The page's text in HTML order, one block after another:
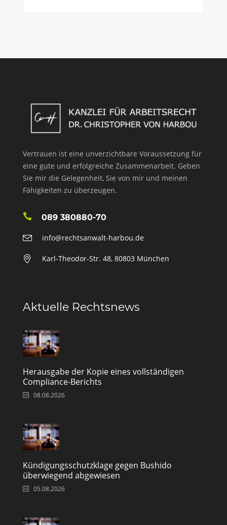
Vertrauen ist eine unverzichtbare Voraussetzung für
eine gute und erfolgreiche Zusammenarbeit. Geben
Sie mir die Gelegenheit, Sie von mir und meinen
Fähigkeiten zu überzeugen.
089 380880-70
info@rechtsanwalt-harbou.de
Karl-Theodor-Str. 48, 80803 München
Aktuelle Rechtsnews
Herausgabe der Kopie eines vollständigen
Compliance-Berichts
08.08.2026
Kündigungsschutzklage gegen Bushido
überwiegend abgewiesen
05.08.2026